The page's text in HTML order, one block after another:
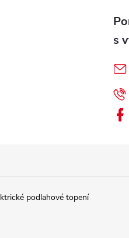
podlahové topení